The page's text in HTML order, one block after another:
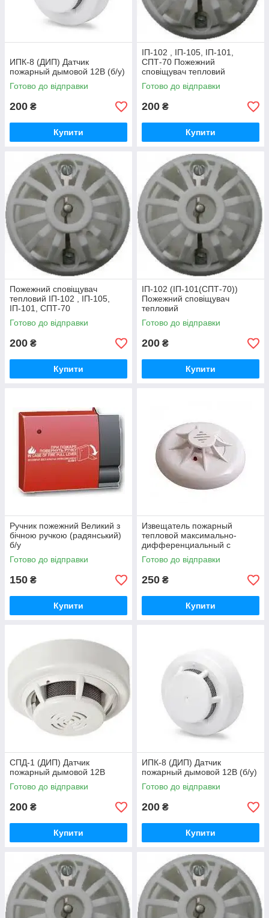
ИПК-8 (ДИП) Датчик
пожарный дымовой 12В (б/у)
Готово до відправки
200 ₴
Купити
ІП-102 , ІП-105, ІП-101,
СПТ-70 Пожежний
сповіщувач тепловий
Готово до відправки
200 ₴
Купити
Пожежний сповіщувач
тепловий ІП-102 , ІП-105,
ІП-101, СПТ-70
Готово до відправки
200 ₴
Купити
ІП-102 (ІП-101(СПТ-70))
Пожежний сповіщувач
тепловий
Готово до відправки
200 ₴
Купити
Ручник пожежний Великий з
бічною ручкою (радянський)
б/у
Готово до відправки
150 ₴
Купити
Извещатель пожарный
тепловой максимально-
дифференциальный с
индикацией дежурного
режима ТПТ-4
Готово до відправки
250 ₴
Купити
CПД-1 (ДИП) Датчик
пожарный дымовой 12В
Готово до відправки
200 ₴
Купити
ИПК-8 (ДИП) Датчик
пожарный дымовой 12В (б/у)
Готово до відправки
200 ₴
Купити